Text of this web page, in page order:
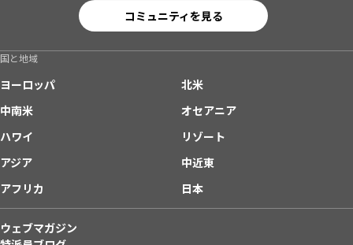
コミュニティを見る
国と地域
ヨーロッパ
北米
中南米
オセアニア
ハワイ
リゾート
アジア
中近東
アフリカ
日本
ウェブマガジン